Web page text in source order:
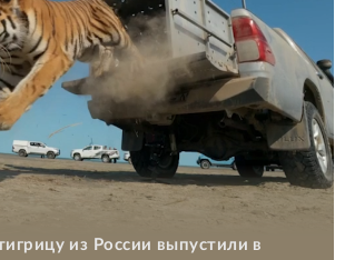
из России выпустили в